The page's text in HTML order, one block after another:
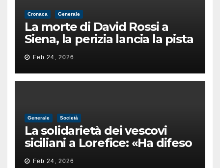
Cronaca Generale
La morte di David Rossi a
Siena, la perizia lancia la pista
di un’intimidazione finita
male
Feb 24, 2026
Generale Società
La solidarietà dei vescovi
siciliani a Lorefice: «Ha difeso
il valore e la dignità
Feb 24, 2026